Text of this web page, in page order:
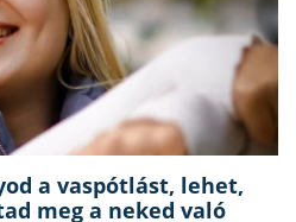
a vaspótlást, lehet,
meg a neked való